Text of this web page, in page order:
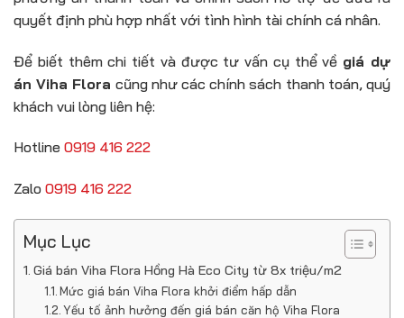
quyết định phù hợp nhất với tình hình tài chính cá nhân.
Để biết thêm chi tiết và được tư vấn cụ thể về giá dự
án Viha Flora cũng như các chính sách thanh toán, quý
khách vui lòng liên hệ:
Hotline 0919 416 222
Zalo 0919 416 222
Mục Lục
Giá bán Viha Flora Hồng Hà Eco City từ 8x triệu/m2
Mức giá bán Viha Flora khởi điểm hấp dẫn
Yếu tố ảnh hưởng đến giá bán căn hộ Viha Flora